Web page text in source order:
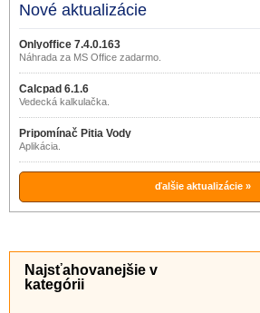
Nové aktualizácie
Onlyoffice 7.4.0.163
Náhrada za MS Office zadarmo.
Calcpad 6.1.6
Vedecká kalkulačka.
Pripomínač Pitia Vody
Aplikácia.
ďalšie aktualizácie »
Najsťahovanejšie v
kategórii